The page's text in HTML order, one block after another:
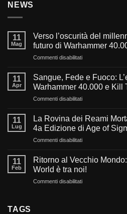
NEWS
11
Mag
Verso l’oscurità del
futuro di Warhammer
Commenti disabilitatisu
l’oscurità
del
millennio:
Cosa
aspetta
nel
futuro
di
40.000?
11
Apr
Sangue, Fede e Fuoco:
Warhammer 40.000 e Kill
Commenti disabilitatisu
Fede
e
Fuoco:
L’evoluzione
Warhammer
40.000
Kill
11
Lug
La Rovina dei Reami
4a Edizione di Age of
Commenti disabilitatisu
Rovina
dei
Reami
Mortali:
11
Feb
Ritorno al Vecchio
World è tra noi!
Commenti disabilitatisu
TAGS